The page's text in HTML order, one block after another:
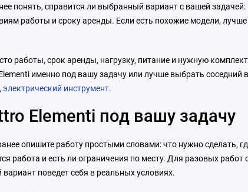
понять, справится ли выбранный вариант с вашей задачей:
работы и сроку аренды. Если есть похожие модели,
работы, срок аренды, нагрузку, питание и нужную
именно под вашу задачу или лучше выбрать соседний
,электрический инструмент.
Elementi под вашу задачу
опишите работу простыми словами: что нужно сделать,
работа и есть ли ограничения по месту. Для разовых работ
поведет себя в реальных условиях.